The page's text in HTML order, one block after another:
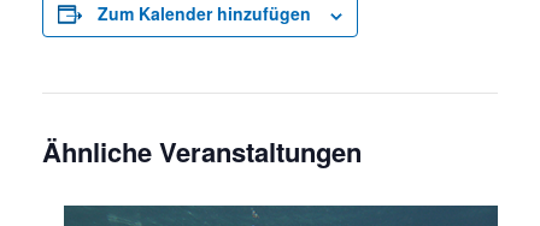
Zum Kalender hinzufügen
Ähnliche Veranstaltungen